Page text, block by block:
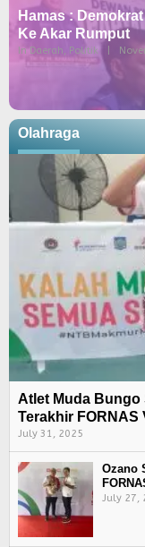
Hamas :
Ke Akar Rumput
In Daerah, Politik
Olahraga
Atlet Muda
Terakhir FORNAS
July 31, 2025
Ozano
July 27,